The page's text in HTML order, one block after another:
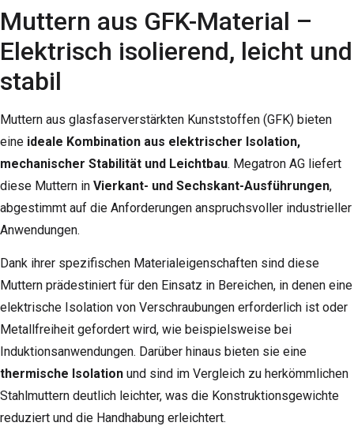
Muttern aus GFK-Material –
Elektrisch isolierend, leicht und
stabil
Muttern aus glasfaserverstärkten Kunststoffen (GFK) bieten
eine ideale Kombination aus elektrischer Isolation,
mechanischer Stabilität und Leichtbau. Megatron AG liefert
diese Muttern in Vierkant- und Sechskant-Ausführungen,
abgestimmt auf die Anforderungen anspruchsvoller industrieller
Anwendungen.
Dank ihrer spezifischen Materialeigenschaften sind diese
Muttern prädestiniert für den Einsatz in Bereichen, in denen eine
elektrische Isolation von Verschraubungen erforderlich ist oder
Metallfreiheit gefordert wird, wie beispielsweise bei
Induktionsanwendungen. Darüber hinaus bieten sie eine
thermische Isolation und sind im Vergleich zu herkömmlichen
Stahlmuttern deutlich leichter, was die Konstruktionsgewichte
reduziert und die Handhabung erleichtert.